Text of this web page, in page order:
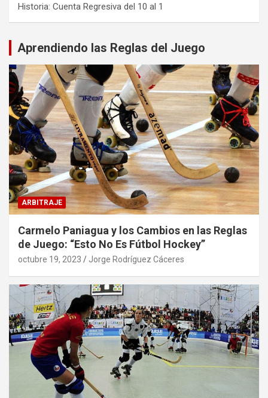
Historia: Cuenta Regresiva del 10 al 1
Aprendiendo las Reglas del Juego
ARBITRAJE
Carmelo Paniagua y los Cambios en las Reglas
de Juego: “Esto No Es Fútbol Hockey”
octubre 19, 2023 Jorge Rodríguez Cáceres